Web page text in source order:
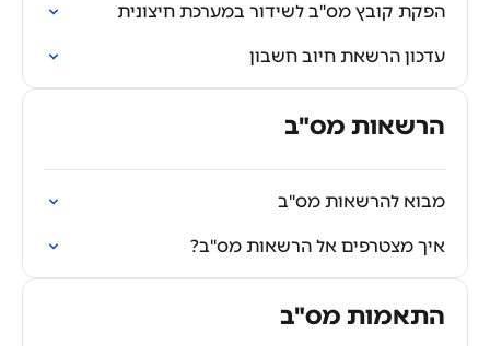
הפקת קובץ מס"ב לשידור במערכת חיצונית
עדכון הרשאת חיוב חשבון
הרשאות מס"ב
מבוא להרשאות מס"ב
איך מצטרפים אל הרשאות מס"ב?
התאמות מס"ב